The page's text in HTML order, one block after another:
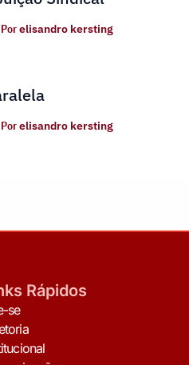
elisandro kersting
elisandro kersting
Rápidos
se